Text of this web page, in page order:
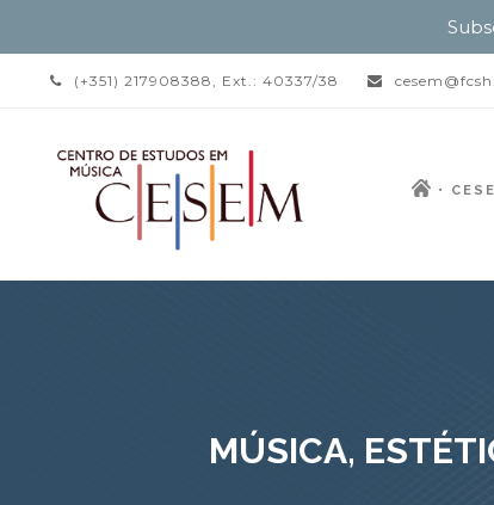
(+351) 217908388, Ext.: 40337/38
MÚSICA,